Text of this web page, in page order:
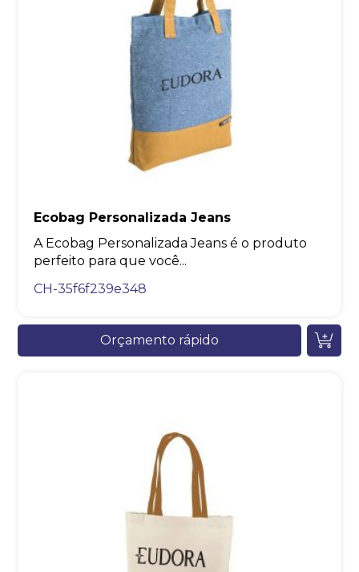
Ecobag Personalizada Jeans
A Ecobag Personalizada Jeans é o produto
perfeito para que você...
CH-35f6f239e348
Orçamento rápido